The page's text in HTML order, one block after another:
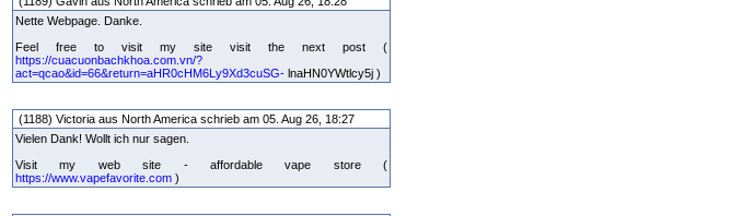
Nette Webpage. Danke.
Feel free to visit my site visit the next post (
https://cuacuonbachkhoa.com.vn/?
act=qcao&id=66&return=aHR0cHM6Ly9Xd3cuSG- lnaHN0YWtlcy5j )
(1188) Victoria aus North America schrieb am 05. Aug 26, 18:27
Vielen Dank! Wollt ich nur sagen.
Visit my web site - affordable vape store (
https://www.vapefavorite.com )